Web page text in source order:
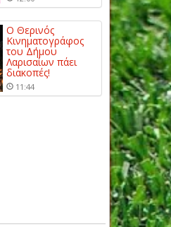
Ο Θερινός
Κινηματογράφος
του Δήμου
Λαρισαίων πάει
διακοπές!
11:44